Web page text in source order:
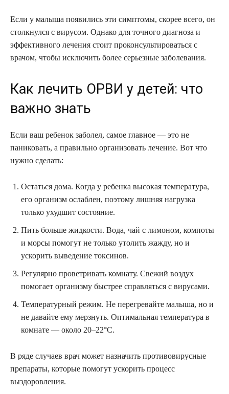
Если у малыша появились эти симптомы, скорее всего, он
столкнулся с вирусом. Однако для точного диагноза и
эффективного лечения стоит проконсультироваться с
врачом, чтобы исключить более серьезные заболевания.
Как лечить ОРВИ у детей: что
важно знать
Если ваш ребенок заболел, самое главное — это не
паниковать, а правильно организовать лечение. Вот что
нужно сделать:
Остаться дома. Когда у ребенка высокая температура,
его организм ослаблен, поэтому лишняя нагрузка
только ухудшит состояние.
Пить больше жидкости. Вода, чай с лимоном, компоты
и морсы помогут не только утолить жажду, но и
ускорить выведение токсинов.
Регулярно проветривать комнату. Свежий воздух
помогает организму быстрее справляться с вирусами.
Температурный режим. Не перегревайте малыша, но и
не давайте ему мерзнуть. Оптимальная температура в
комнате — около 20–22°C.
В ряде случаев врач может назначить противовирусные
препараты, которые помогут ускорить процесс
выздоровления.